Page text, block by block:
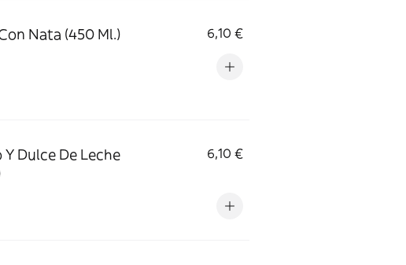
Nata (450 Ml.) 6,10 €
Dulce De Leche
6,10 €